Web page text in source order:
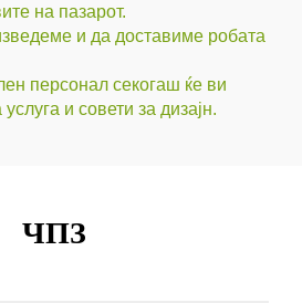
на пазарот.
и да доставиме робата
персонал секогаш ќе ви
и совети за дизајн.
ЧПЗ